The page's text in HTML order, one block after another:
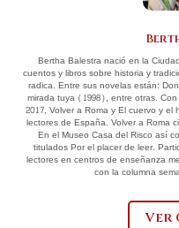
Bertha Balestra nació en la
cuentos y libros sobre historia y
radica. Entre sus novelas están:
mirada tuya (1998), entre otras.
2017, Volver a Roma y El cuervo y
lectores de España. Volver a Roma
En el Museo Casa del Risco así
titulados Por el placer de leer.
lectores en centros de enseñanza
con la columna
Ver